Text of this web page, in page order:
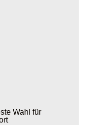
Wahl für